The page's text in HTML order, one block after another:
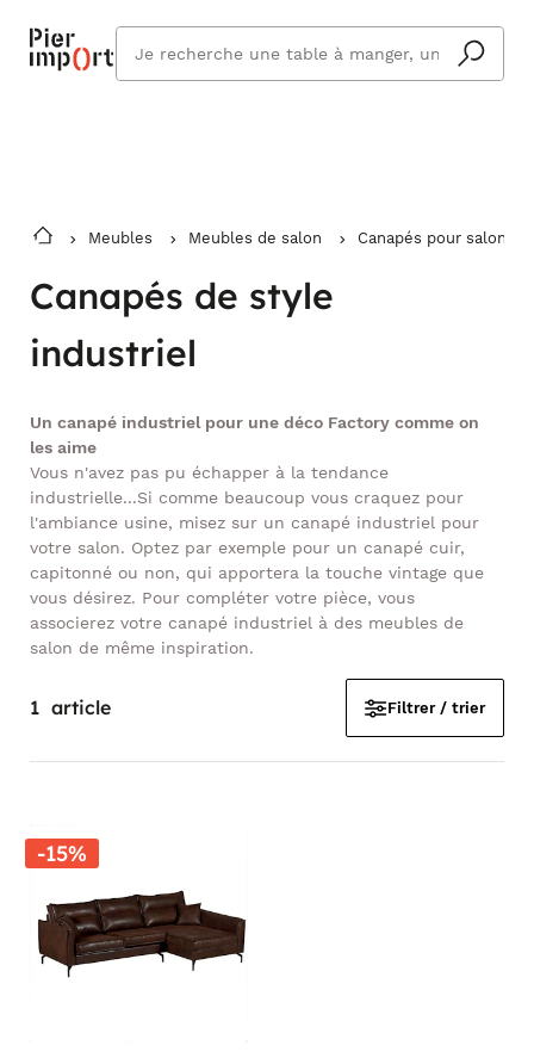
Vous êtes absent ? Pier Import s'adapte
et vous livre à votre retour.
En savoir plus
cherchez
vous ?
Meubles Meubles de salon Canapés pour salon
Canapés de style
industriel
Un canapé industriel pour une déco Factory comme on
les aime
Vous n'avez pas pu échapper à la tendance
industrielle...Si comme beaucoup vous craquez pour
l'ambiance usine, misez sur un canapé industriel pour
votre salon. Optez par exemple pour un canapé cuir,
capitonné ou non, qui apportera la touche vintage que
vous désirez. Pour compléter votre pièce, vous
associerez votre canapé industriel à des meubles de
salon de même inspiration.
1 article Filtrer / trier
-15%